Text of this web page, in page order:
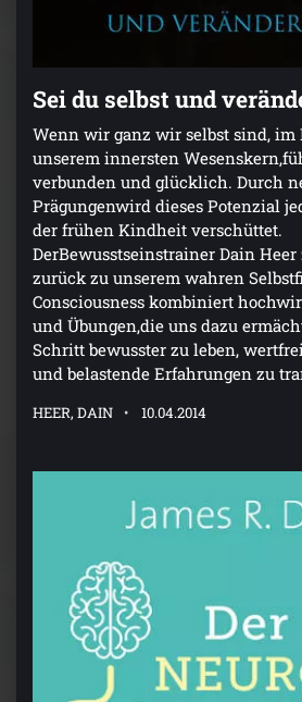
Sei du selbst und
Wenn wir ganz wir selbst sind,
unserem innersten
verbunden und glücklich. Durch
Prägungenwird dieses Potenzial
der frühen Kindheit verschüttet.
DerBewusstseinstrainer Dain
zurück zu unserem wahren
Consciousness kombiniert
und Übungen,die uns dazu
Schritt bewusster zu leben,
und belastende Erfahrungen zu
HEER, DAIN 10.04.2014